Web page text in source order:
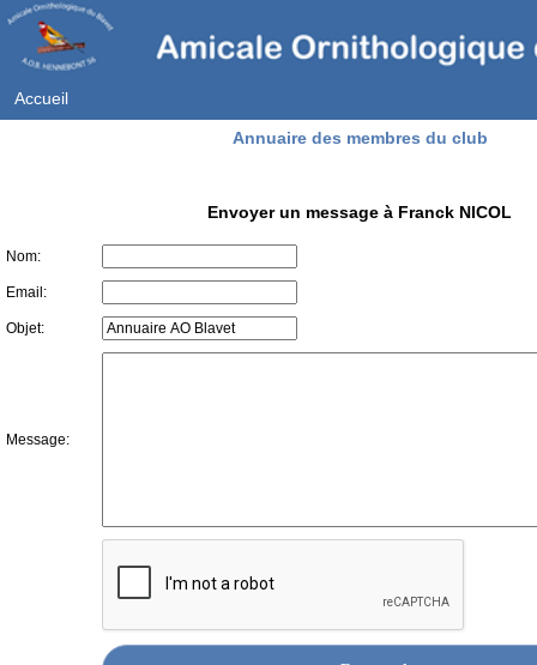
Accueil
Annuaire des membres du club
Envoyer un message à Franck NICOL
Nom:
Email:
Objet:
Message: